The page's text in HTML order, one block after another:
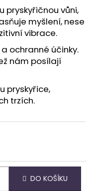
pryskyřičnou vůni,
myšlení, nese
vibrace.
ochranné účinky.
nám posílají
pryskyřice,
trzích.
DO KOŠÍKU